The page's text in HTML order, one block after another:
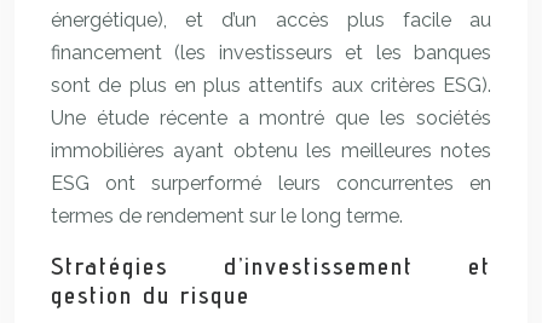
énergétique), et d’un accès plus facile au
financement (les investisseurs et les banques
sont de plus en plus attentifs aux critères ESG).
Une étude récente a montré que les sociétés
immobilières ayant obtenu les meilleures notes
ESG ont surperformé leurs concurrentes en
termes de rendement sur le long terme.
Stratégies d’investissement et
gestion du risque